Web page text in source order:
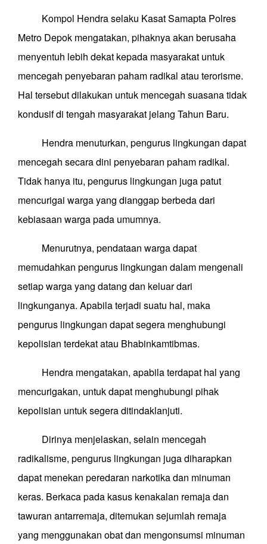
Kompol Hendra selaku Kasat Samapta Polres
Metro Depok mengatakan, pihaknya akan berusaha
menyentuh lebih dekat kepada masyarakat untuk
mencegah penyebaran paham radikal atau terorisme.
Hal tersebut dilakukan untuk mencegah suasana tidak
kondusif di tengah masyarakat jelang Tahun Baru.
Hendra menuturkan, pengurus lingkungan dapat
mencegah secara dini penyebaran paham radikal.
Tidak hanya itu, pengurus lingkungan juga patut
mencurigai warga yang dianggap berbeda dari
kebiasaan warga pada umumnya.
Menurutnya, pendataan warga dapat
memudahkan pengurus lingkungan dalam mengenali
setiap warga yang datang dan keluar dari
lingkunganya. Apabila terjadi suatu hal, maka
pengurus lingkungan dapat segera menghubungi
kepolisian terdekat atau Bhabinkamtibmas.
Hendra mengatakan, apabila terdapat hal yang
mencurigakan, untuk dapat menghubungi pihak
kepolisian untuk segera ditindaklanjuti.
Dirinya menjelaskan, selain mencegah
radikalisme, pengurus lingkungan juga diharapkan
dapat menekan peredaran narkotika dan minuman
keras. Berkaca pada kasus kenakalan remaja dan
tawuran antarremaja, ditemukan sejumlah remaja
yang menggunakan obat dan mengonsumsi minuman